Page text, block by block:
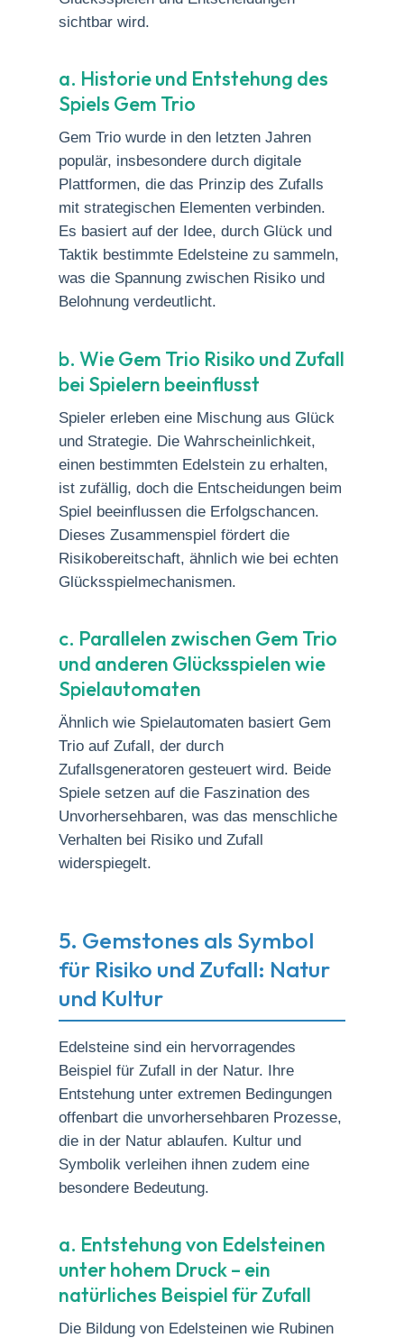
sichtbar wird.
a. Historie und Entstehung des
Spiels Gem Trio
Gem Trio wurde in den letzten Jahren
populär, insbesondere durch digitale
Plattformen, die das Prinzip des Zufalls
mit strategischen Elementen verbinden.
Es basiert auf der Idee, durch Glück und
Taktik bestimmte Edelsteine zu sammeln,
was die Spannung zwischen Risiko und
Belohnung verdeutlicht.
b. Wie Gem Trio Risiko und Zufall
bei Spielern beeinflusst
Spieler erleben eine Mischung aus Glück
und Strategie. Die Wahrscheinlichkeit,
einen bestimmten Edelstein zu erhalten,
ist zufällig, doch die Entscheidungen beim
Spiel beeinflussen die Erfolgschancen.
Dieses Zusammenspiel fördert die
Risikobereitschaft, ähnlich wie bei echten
Glücksspielmechanismen.
c. Parallelen zwischen Gem Trio
und anderen Glücksspielen wie
Spielautomaten
Ähnlich wie Spielautomaten basiert Gem
Trio auf Zufall, der durch
Zufallsgeneratoren gesteuert wird. Beide
Spiele setzen auf die Faszination des
Unvorhersehbaren, was das menschliche
Verhalten bei Risiko und Zufall
widerspiegelt.
5. Gemstones als Symbol
für Risiko und Zufall: Natur
und Kultur
Edelsteine sind ein hervorragendes
Beispiel für Zufall in der Natur. Ihre
Entstehung unter extremen Bedingungen
offenbart die unvorhersehbaren Prozesse,
die in der Natur ablaufen. Kultur und
Symbolik verleihen ihnen zudem eine
besondere Bedeutung.
a. Entstehung von Edelsteinen
unter hohem Druck – ein
natürliches Beispiel für Zufall
Die Bildung von Edelsteinen wie Rubinen